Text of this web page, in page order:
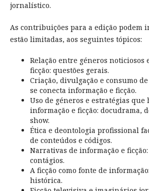
jornalístico.
As contribuições para a edição podem
estão limitadas, aos seguintes tópicos:
Relação entre géneros noticiosos
ficção: questões gerais.
Criação, divulgação e consumo
se conecta informação e ficção.
Uso de géneros e estratégias
informação e ficção: docudrama,
show.
Ética e deontologia profissional
de conteúdos e códigos.
Narrativas de informação e
contágios.
A ficção como fonte de
histórica.